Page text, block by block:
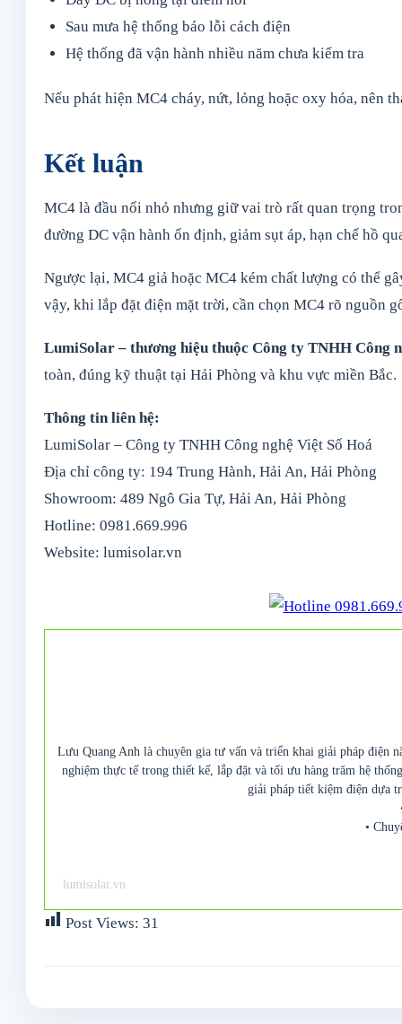
Sau mưa hệ thống báo lỗi cách điện
Hệ thống đã vận hành nhiều năm chưa kiểm tra
Nếu phát hiện MC4 cháy, nứt, lỏng hoặc oxy hóa, nên
Kết luận
MC4 là đầu nối nhỏ nhưng giữ vai trò rất quan trọng
đường DC vận hành ổn định, giảm sụt áp, hạn chế hồ
Ngược lại, MC4 giả hoặc MC4 kém chất lượng có thể
vậy, khi lắp đặt điện mặt trời, cần chọn MC4 rõ nguồn
LumiSolar – thương hiệu thuộc Công ty TNHH Công
toàn, đúng kỹ thuật tại Hải Phòng và khu vực miền Bắc.
Thông tin liên hệ:
LumiSolar – Công ty TNHH Công nghệ Việt Số Hoá
Địa chỉ công ty: 194 Trung Hành, Hải An, Hải Phòng
Showroom: 489 Ngô Gia Tự, Hải An, Hải Phòng
Hotline: 0981.669.996
Website: lumisolar.vn
Lưu Quang Anh là chuyên gia tư vấn và triển khai giải pháp điện
nghiệm thực tế trong thiết kế, lắp đặt và tối ưu hàng trăm hệ
giải pháp tiết kiệm điện dựa
•
lumisolar.vn
Post Views: 31